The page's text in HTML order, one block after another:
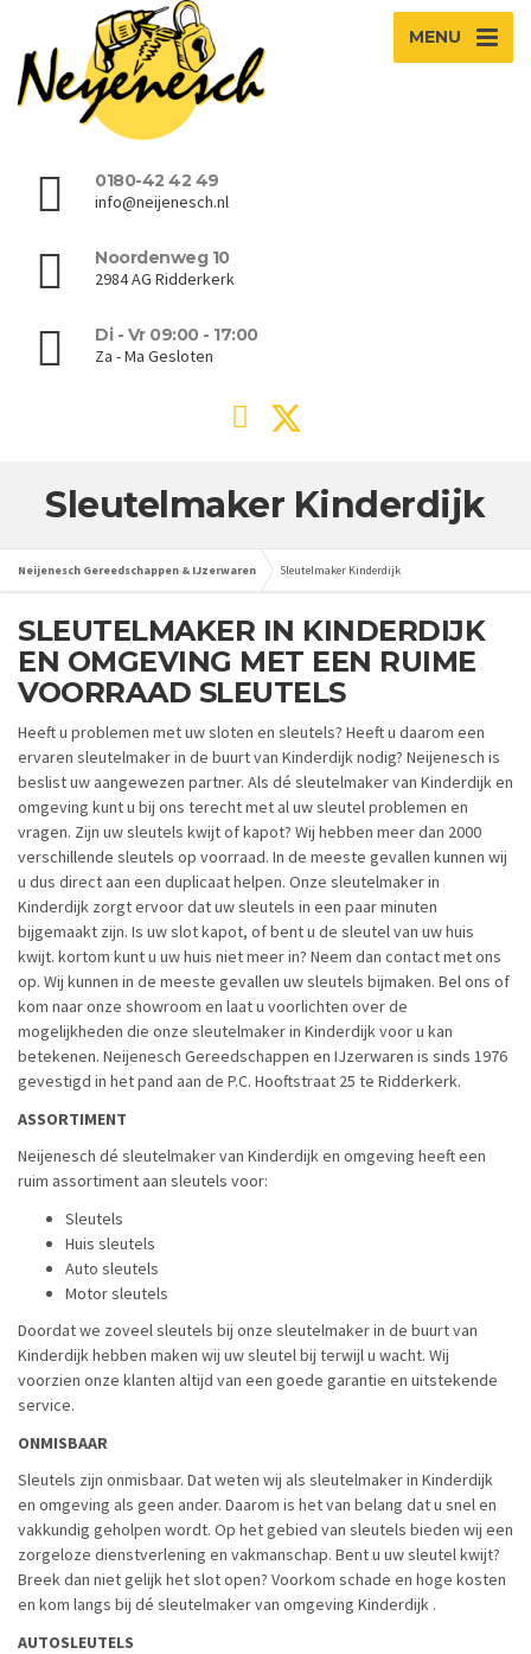
MENU
0180-42 42 49
info@neijenesch.nl
Noordenweg 10
2984 AG Ridderkerk
Di - Vr 09:00 - 17:00
Za - Ma Gesloten
Sleutelmaker Kinderdijk
Neijenesch Gereedschappen & IJzerwaren Sleutelmaker Kinderdijk
SLEUTELMAKER IN KINDERDIJK
EN OMGEVING MET EEN RUIME
VOORRAAD SLEUTELS
Heeft u problemen met uw sloten en sleutels? Heeft u daarom een
ervaren sleutelmaker in de buurt van Kinderdijk nodig? Neijenesch is
beslist uw aangewezen partner. Als dé sleutelmaker van Kinderdijk en
omgeving kunt u bij ons terecht met al uw sleutel problemen en
vragen. Zijn uw sleutels kwijt of kapot? Wij hebben meer dan 2000
verschillende sleutels op voorraad. In de meeste gevallen kunnen wij
u dus direct aan een duplicaat helpen. Onze sleutelmaker in
Kinderdijk zorgt ervoor dat uw sleutels in een paar minuten
bijgemaakt zijn. Is uw slot kapot, of bent u de sleutel van uw huis
kwijt. kortom kunt u uw huis niet meer in? Neem dan contact met ons
op. Wij kunnen in de meeste gevallen uw sleutels bijmaken. Bel ons of
kom naar onze showroom en laat u voorlichten over de
mogelijkheden die onze sleutelmaker in Kinderdijk voor u kan
betekenen. Neijenesch Gereedschappen en IJzerwaren is sinds 1976
gevestigd in het pand aan de P.C. Hooftstraat 25 te Ridderkerk.
ASSORTIMENT
Neijenesch dé sleutelmaker van Kinderdijk en omgeving heeft een
ruim assortiment aan sleutels voor:
Sleutels
Huis sleutels
Auto sleutels
Motor sleutels
Doordat we zoveel sleutels bij onze sleutelmaker in de buurt van
Kinderdijk hebben maken wij uw sleutel bij terwijl u wacht. Wij
voorzien onze klanten altijd van een goede garantie en uitstekende
service.
ONMISBAAR
Sleutels zijn onmisbaar. Dat weten wij als sleutelmaker in Kinderdijk
en omgeving als geen ander. Daarom is het van belang dat u snel en
vakkundig geholpen wordt. Op het gebied van sleutels bieden wij een
zorgeloze dienstverlening en vakmanschap. Bent u uw sleutel kwijt?
Breek dan niet gelijk het slot open? Voorkom schade en hoge kosten
en kom langs bij dé sleutelmaker van omgeving Kinderdijk .
AUTOSLEUTELS